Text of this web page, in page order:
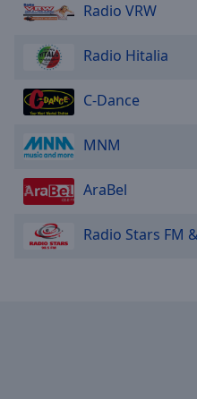
Radio VRW
Radio Hitalia
C-Dance
MNM
AraBel
Radio Stars FM